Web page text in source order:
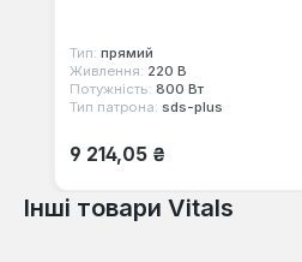
Тип: прямий
Живлення: 220 В
Потужність: 800 Вт
Тип патрона: sds-plus
Звичайна ціна:
9 214,05 ₴
Інші товари Vitals